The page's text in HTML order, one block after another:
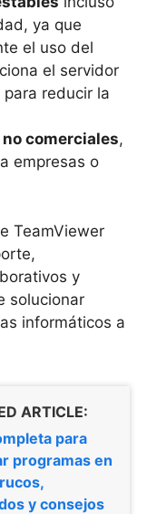
ya que
el uso del
el servidor
reducir la
comerciales,
empresas o
TeamViewer
y
solucionar
informáticos a
ARTICLE:
para
programas en
y consejos